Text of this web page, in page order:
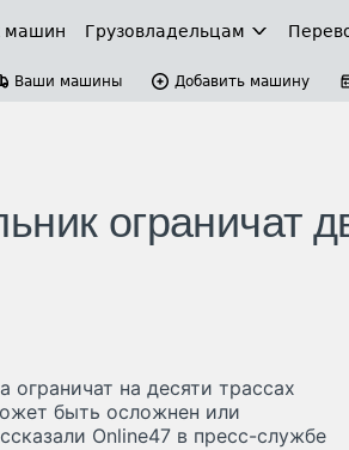
машин Грузовладельцам
Ваши машины Добавить машину
ограничат
ограничат на десяти трассах
быть осложнен или
Online47 в пресс-службе